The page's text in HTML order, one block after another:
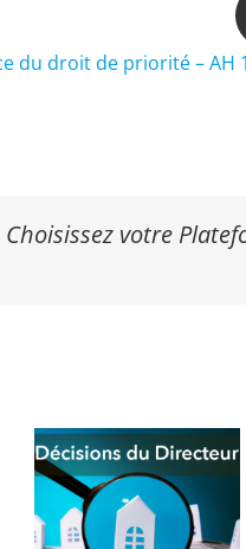
du droit de priorité – AH
votre